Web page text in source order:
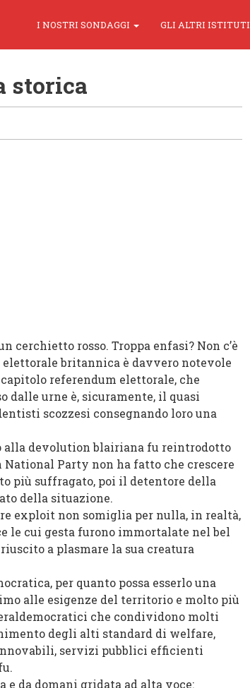
I NOSTRI SONDAGGI GLI ALTRI ISTITUTI
storica
cerchietto rosso. Troppa enfasi? Non c’è
britannica è davvero notevole
referendum elettorale, che
dalle urne è, sicuramente, il quasi
scozzesi consegnando loro una
alla devolution blairiana fu reintrodotto
Party non ha fatto che crescere
più suffragato, poi il detentore della
della situazione.
exploit non somiglia per nulla, in realtà,
le cui gesta furono immortalate nel bel
a plasmare la sua creatura
per quanto possa esserlo una
alle esigenze del territorio e molto più
che condividono molti
degli alti standard di welfare,
servizi pubblici efficienti
e da domani gridata ad alta voce: